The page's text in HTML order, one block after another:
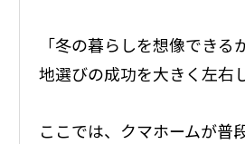
「冬の暮らしを想像できる
地選びの成功を大きく左右
ここでは、クマホームが普